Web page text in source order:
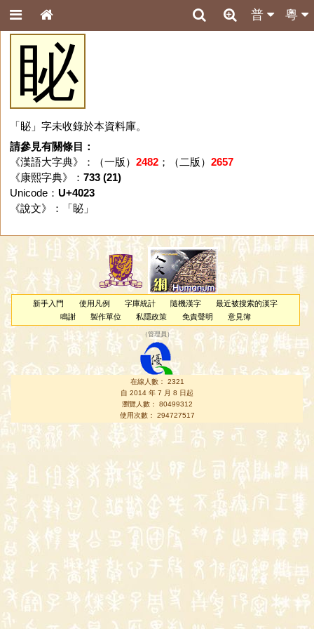
粵
普
䀣
「䀣」字未收錄於本資料庫。
請參見有關條目：
《漢語大字典》：（一版） 2482；（二版） 2657
《康熙字典》： 733 (21)
Unicode： U+4023
《說文》：「 䀣」
新手入門 使用凡例 字庫統計 隨機漢字
最近被搜索的漢字
鳴謝
製作單位 私隱政策 免責聲明 意見簿
（管理員 ）
在線人數： 2321
自 2014 年 7 月 8 日起
瀏覽人數： 80499312
使用次數： 294727517